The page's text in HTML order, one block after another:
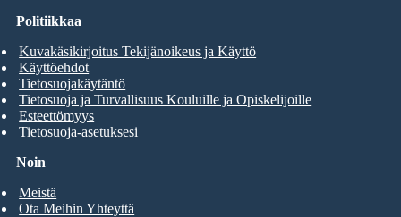
Noin
Meistä
Ota Meihin Yhteyttä
Politiikkaa
Kuvakäsikirjoitus Tekijänoikeus ja Käyttö
Käyttöehdot
Tietosuojakäytäntö
Tietosuoja ja Turvallisuus Kouluille ja Opiskelijoille
Esteettömyys
Tietosuoja-asetuksesi